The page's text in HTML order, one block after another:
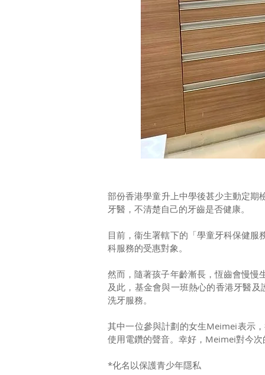
部份香港學童升上中學後甚少主動定
牙醫，不清楚自己的牙齒是否健康。
目前，衞生署轄下的「學童牙科保健
科服務的受惠對象。
然而，隨著孩子年齡漸長，恆齒會慢慢
及此，基金會與一班熱心的香港牙醫
洗牙服務。
其中一位參與計劃的女生Meimei表示
使用電鑽的聲音。幸好，Meimei對今
*化名以保護青少年隱私